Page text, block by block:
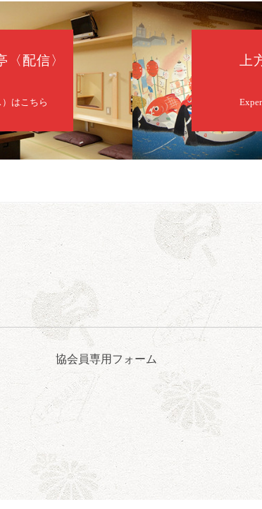
）
）※／笑福亭三喬／桂米二～仲入～桂咲之輔／林家染団
出まぁーす！～
笑
配信〉
はこちら
協会員専用フォーム